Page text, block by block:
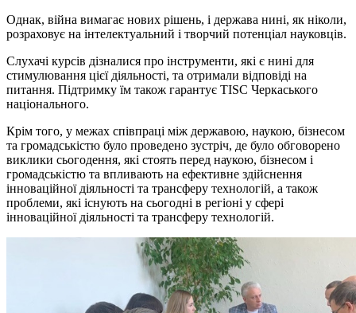
Однак, війна вимагає нових рішень, і держава нині, як ніколи,
розраховує на інтелектуальний і творчий потенціал науковців.
Слухачі курсів дізналися про інструменти, які є нині для
стимулювання цієї діяльності, та отримали відповіді на
питання. Підтримку їм також гарантує TISC Черкаського
національного.
Крім того, у межах співпраці між державою, наукою, бізнесом
та громадськістю було проведено зустріч, де було обговорено
виклики сьогодення, які стоять перед наукою, бізнесом і
громадськістю та впливають на ефективне здійснення
інноваційної діяльності та трансферу технологій, а також
проблеми, які існують на сьогодні в регіоні у сфері
інноваційної діяльності та трансферу технологій.